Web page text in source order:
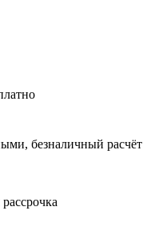
безналичный расчёт